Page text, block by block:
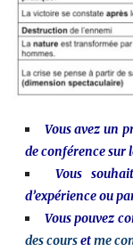
Vous avez un
de conférence
Vous
d’expérience ou
Vous pouvez
des coursetme